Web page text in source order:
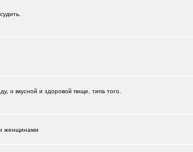
работы
о вкусной и здоровой пище, типа того.
женщинами